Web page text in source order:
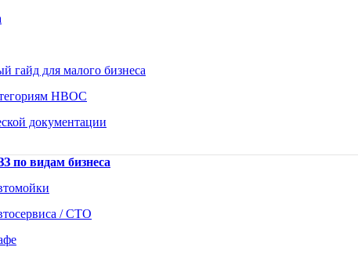
гайд для малого бизнеса
НВОС
документации
по видам бизнеса
/ СТО